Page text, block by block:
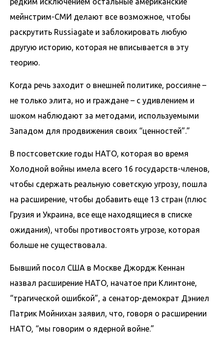
мейнстрим-СМИ делают все возможное, чтобы
раскрутить Russiagate и заблокировать любую
другую историю, которая не вписывается в эту
теорию.
Когда речь заходит о внешней политике, россияне –
не только элита, но и граждане – с удивлением и
шоком наблюдают за методами, используемыми
Западом для продвижения своих “ценностей”.”
В постсоветские годы НАТО, которая во время
Холодной войны имела всего 16 государств-членов,
чтобы сдержать реальную советскую угрозу, пошла
на расширение, чтобы добавить еще 13 стран (плюс
Грузия и Украина, все еще находящиеся в списке
ожидания), чтобы противостоять угрозе, которая
больше не существовала.
Бывший посол США в Москве Джордж Кеннан
назвал расширение НАТО, начатое при Клинтоне,
“трагической ошибкой”, а сенатор-демократ Дэниел
Патрик Мойнихан заявил, что, говоря о расширении
НАТО, “мы говорим о ядерной войне.”